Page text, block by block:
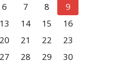
6 7 8
9
13 14 15
16
20 21 22
23
27 28 29
30